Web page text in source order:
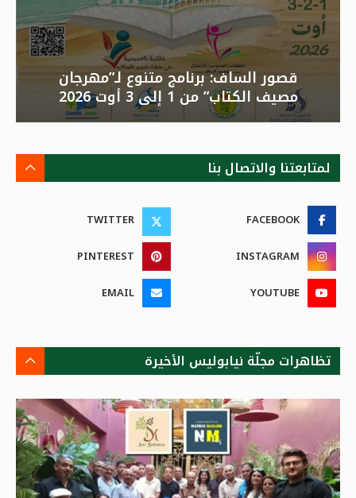
قصور الساف: برنامج متنوع لـ”مهرجان
مصيف الكتاب” من 1 إلى 3 أوت 2026
لمتابعتنا والاتصال بنا
FACEBOOK
TWITTER
INSTAGRAM
PINTEREST
YOUTUBE
EMAIL
تظاهرات مجلّة نيابوليس الأخيرة